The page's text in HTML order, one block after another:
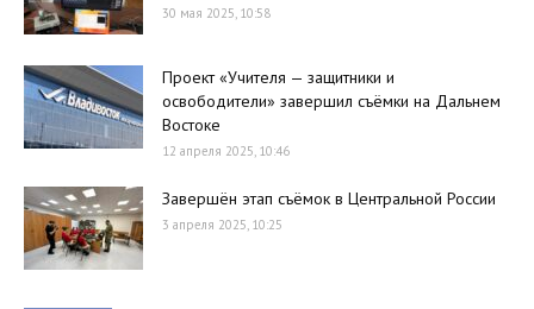
30 мая 2025, 10:58
Проект «Учителя — защитники и
освободители» завершил съёмки на Дальнем
Востоке
12 апреля 2025, 10:46
Завершён этап съёмок в Центральной России
3 апреля 2025, 10:25